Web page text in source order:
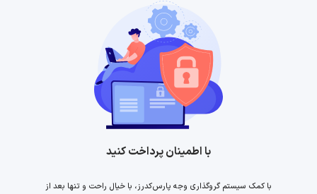
با اطمینان پرداخت کنید
با کمک سیستم گروگذاری وجه پارس‌کدرز، با خیال راحت و تنها بعد از